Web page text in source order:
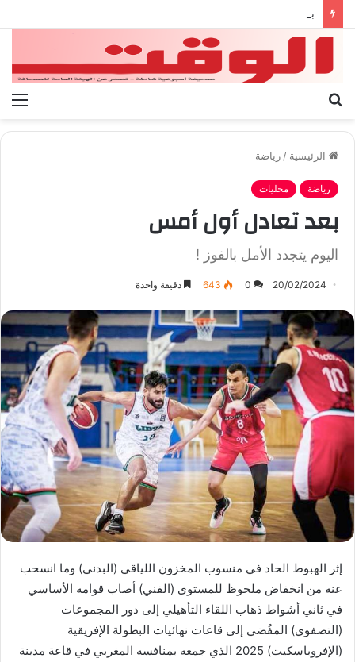
بيان الإتحاد الوطنى العام لعمال ليبيا
الرئيسية / رياضة
رياضة محليات
بعد تعادل أول أمس
اليوم يتجدد الأمل بالفوز !
20/02/2024
0
643 دقيقة واحدة
إثر الهبوط الحاد في منسوب المخزون اللياقي (البدني) وما انسحب
عنه من انخفاض ملحوظ للمستوى (الفني) أصاب قوامه الأساسي
في ثاني أشواط ذهاب اللقاء التأهيلي إلى دور المجموعات
(التصفوي) المفُضي إلى قاعات نهائيات البطولة الإفريقية
(الإفروباسكيت) 2025 الذي جمعه بمنافسه المغربي في قاعة مدينة